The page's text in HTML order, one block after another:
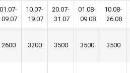
01.07-
09.07
10.07-
19.07
20.07-
31.07
01.08-
09.08
10.08-
26.08
2600 3200 3500 3500 3500